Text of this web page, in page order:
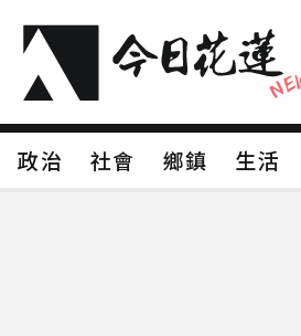
政治 社會 鄉鎮 生活
政治 社會 鄉鎮 生活